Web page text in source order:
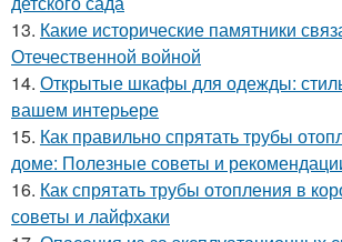
13. Какие исторические памятники
Отечественной войной
14. Открытые шкафы для одежды:
вашем интерьере
15. Как правильно спрятать трубы
доме: Полезные советы и
16. Как спрятать трубы отопления в
советы и лайфхаки